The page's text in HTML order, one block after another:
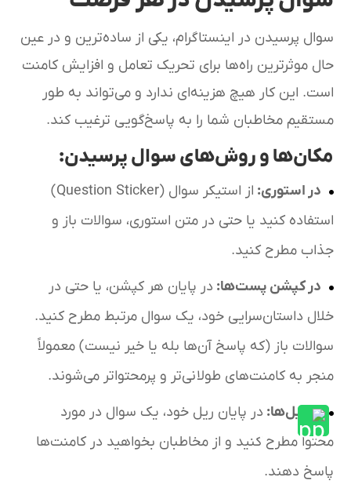
سوال پرسیدن در اینستاگرام، یکی از ساده‌ترین و در عین
حال موثرترین راه‌ها برای تحریک تعامل و افزایش کامنت
است. این کار هیچ هزینه‌ای ندارد و می‌تواند به طور
مستقیم مخاطبان شما را به پاسخ‌گویی ترغیب کند.
مکان‌ها و روش‌های سوال پرسیدن:
در استوری:
از استیکر سوال (Question Sticker)
استفاده کنید یا حتی در متن استوری، سوالات باز و
جذاب مطرح کنید.
در کپشن پست‌ها: در پایان هر کپشن، یا حتی در
خلال داستان‌سرایی خود، یک سوال مرتبط مطرح کنید.
سوالات باز (که پاسخ آن‌ها بله یا خیر نیست) معمولاً
منجر به کامنت‌های طولانی‌تر و پرمحتواتر می‌شوند.
در ریل‌ها: در پایان ریل خود، یک سوال در مورد
محتوا مطرح کنید و از مخاطبان بخواهید در کامنت‌ها
پاسخ دهند.